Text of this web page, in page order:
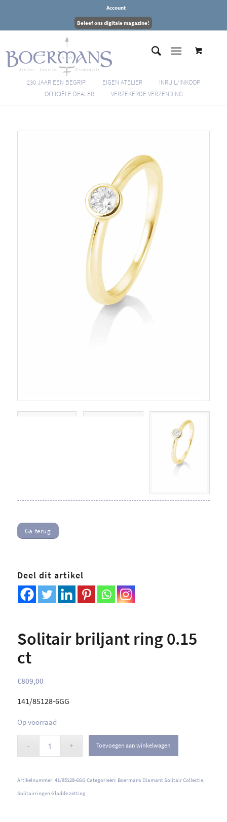
Account
Beleef ons digitale magazine!
230 JAAR EEN BEGRIP EIGEN ATELIER
INRUIL/INKOOP
OFFICIËLE DEALER
VERZEKERDE VERZENDING
Ga terug
Deel dit artikel
Solitair briljant ring 0.15
ct
€809,00
141/85128-6GG
Op voorraad
Toevoegen aan winkelwagen
Artikelnummer: 41/85128-6GG Categorieën: Boermans Diamant Solitair Collectie,
Solitairringen Gladde zetting